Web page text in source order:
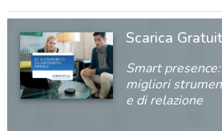
Scarica
Smart
migliori
e di relazione